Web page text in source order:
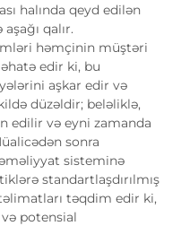
halında qeyd edilən
qalır.
həmçinin müştəri
əhatə edir ki, bu
aşkar edir və
düzəldir; beləliklə,
edilir və eyni zamanda
sonra
sisteminə
standartlaşdırılmış
təqdim edir ki,
potensial